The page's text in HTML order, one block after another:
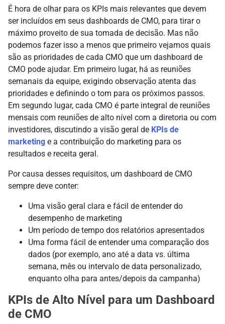
É hora de olhar para os KPIs mais relevantes que devem
ser incluídos em seus dashboards de CMO, para tirar o
máximo proveito de sua tomada de decisão. Mas não
podemos fazer isso a menos que primeiro vejamos quais
são as prioridades de cada CMO que um dashboard de
CMO pode ajudar. Em primeiro lugar, há as reuniões
semanais da equipe, exigindo observação atenta das
prioridades e definindo o tom para os próximos passos.
Em segundo lugar, cada CMO é parte integral de reuniões
mensais com reuniões de alto nível com a diretoria ou com
investidores, discutindo a visão geral de KPIs de
marketing e a contribuição do marketing para os
resultados e receita geral.
Por causa desses requisitos, um dashboard de CMO
sempre deve conter:
Uma visão geral clara e fácil de entender do
desempenho de marketing
Um período de tempo dos relatórios apresentados
Uma forma fácil de entender uma comparação dos
dados (por exemplo, ano até a data vs. última
semana, mês ou intervalo de data personalizado,
enquanto olha para antes/depois da campanha)
KPIs de Alto Nível para um Dashboard
de CMO